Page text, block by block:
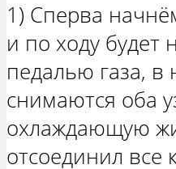
1) Сперва
и по ходу будет
педалью газа, в
снимаются оба
охлаждающую
отсоединил все